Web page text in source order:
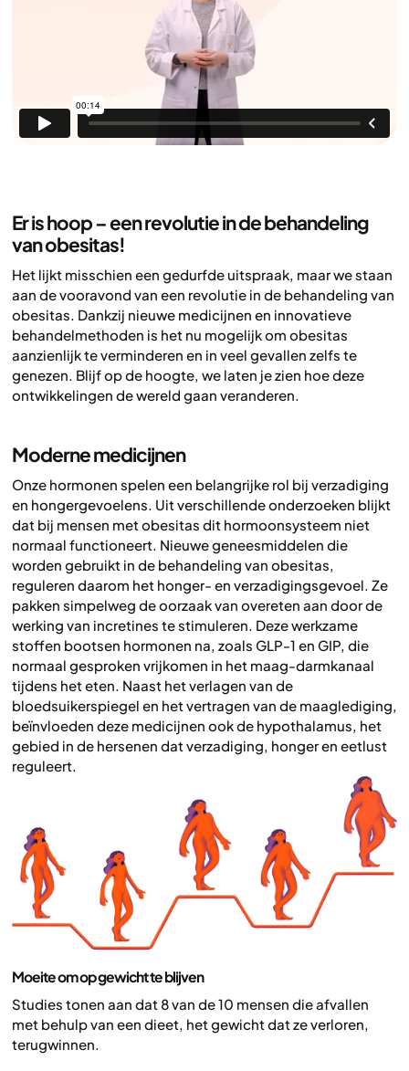
Er is hoop – een revolutie in de behandeling
van obesitas!
Het lijkt misschien een gedurfde uitspraak, maar we staan
aan de vooravond van een revolutie in de behandeling van
obesitas. Dankzij nieuwe medicijnen en innovatieve
behandelmethoden is het nu mogelijk om obesitas
aanzienlijk te verminderen en in veel gevallen zelfs te
genezen. Blijf op de hoogte, we laten je zien hoe deze
ontwikkelingen de wereld gaan veranderen.
Moderne medicijnen
Onze hormonen spelen een belangrijke rol bij verzadiging
en hongergevoelens. Uit verschillende onderzoeken blijkt
dat bij mensen met obesitas dit hormoonsysteem niet
normaal functioneert. Nieuwe geneesmiddelen die
worden gebruikt in de behandeling van obesitas,
reguleren daarom het honger- en verzadigingsgevoel. Ze
pakken simpelweg de oorzaak van overeten aan door de
werking van incretines te stimuleren. Deze werkzame
stoffen bootsen hormonen na, zoals GLP-1 en GIP, die
normaal gesproken vrijkomen in het maag-darmkanaal
tijdens het eten. Naast het verlagen van de
bloedsuikerspiegel en het vertragen van de maaglediging,
beïnvloeden deze medicijnen ook de hypothalamus, het
gebied in de hersenen dat verzadiging, honger en eetlust
reguleert.
Moeite om op gewicht te blijven
Studies tonen aan dat 8 van de 10 mensen die afvallen
met behulp van een dieet, het gewicht dat ze verloren,
terugwinnen.